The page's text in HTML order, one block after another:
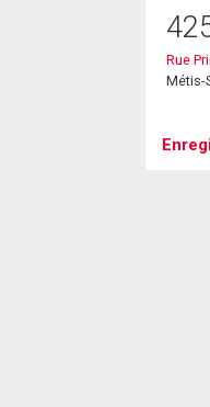
Rue
Métis-